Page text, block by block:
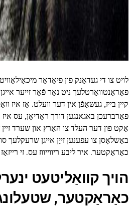
לויט צו די געדאַנק פון פיאָדאָר
פאַראַנטוואָרטלעך ניט נאָר פֿאַר זייער
פאַרברעכן באגאנגען דורך ראָדיאָן, עס
אַקט פון דער העלד צו האַרץ און שערד
באַשלאָסן צו עפענען זייַן אייגן שרעקלעך
כאַראַקטער. איר ליבע ריווייווז עס. זי
הויך קוואַליטעט
כאַראַקטער,